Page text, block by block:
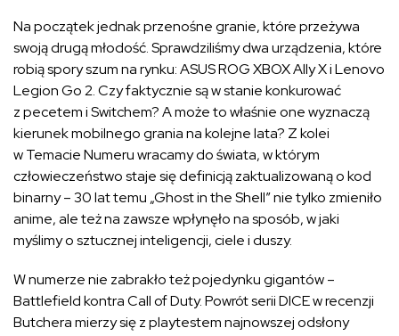
Na początek jednak przenośne granie, które przeżywa
swoją drugą młodość. Sprawdziliśmy dwa urządzenia, które
robią spory szum na rynku: ASUS ROG XBOX Ally X i Lenovo
Legion Go 2. Czy faktycznie są w stanie konkurować
z pecetem i Switchem? A może to właśnie one wyznaczą
kierunek mobilnego grania na kolejne lata? Z kolei
w Temacie Numeru wracamy do świata, w którym
człowieczeństwo staje się definicją zaktualizowaną o kod
binarny – 30 lat temu „Ghost in the Shell” nie tylko zmieniło
anime, ale też na zawsze wpłynęło na sposób, w jaki
myślimy o sztucznej inteligencji, ciele i duszy.
W numerze nie zabrakło też pojedynku gigantów –
Battlefield kontra Call of Duty. Powrót serii DICE w recenzji
Butchera mierzy się z playtestem najnowszej odsłony